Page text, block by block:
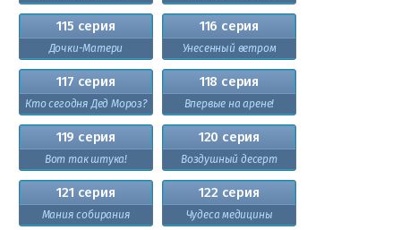
115 серия
Дочки-Матери
116 серия
Унесенный ветром
117 серия
Кто сегодня Дед Мороз?
118 серия
Впервые на арене!
119 серия
Вот так штука!
120 серия
Воздушный десерт
121 серия
Мания собирания
122 серия
Чудеса медицины